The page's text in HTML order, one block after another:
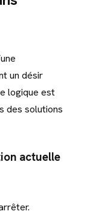
un désir
logique est
des solutions
actuelle